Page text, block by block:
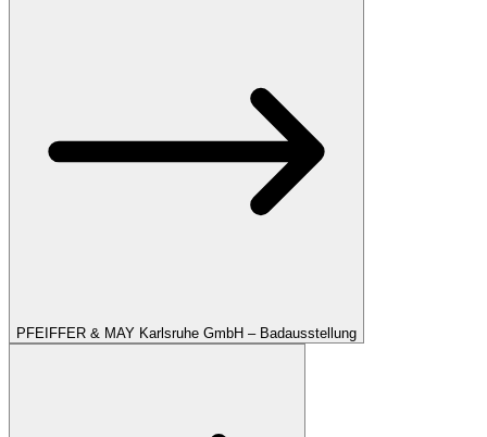
PFEIFFER & MAY Karlsruhe GmbH – Badausstellung